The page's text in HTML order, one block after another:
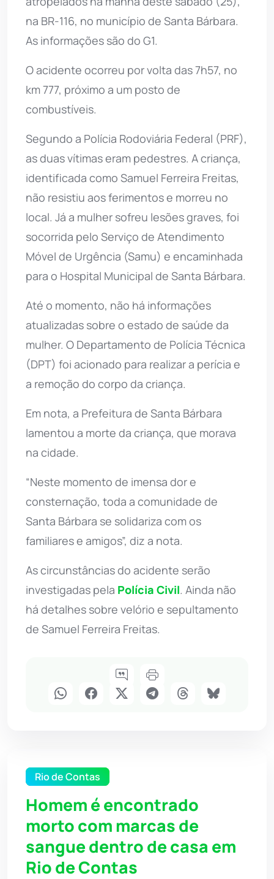
na BR-116, no município de Santa Bárbara.
As informações são do G1.
O acidente ocorreu por volta das 7h57, no
km 777, próximo a um posto de
combustíveis.
Segundo a Polícia Rodoviária Federal (PRF),
as duas vítimas eram pedestres. A criança,
identificada como Samuel Ferreira Freitas,
não resistiu aos ferimentos e morreu no
local. Já a mulher sofreu lesões graves, foi
socorrida pelo Serviço de Atendimento
Móvel de Urgência (Samu) e encaminhada
para o Hospital Municipal de Santa Bárbara.
Até o momento, não há informações
atualizadas sobre o estado de saúde da
mulher. O Departamento de Polícia Técnica
(DPT) foi acionado para realizar a perícia e
a remoção do corpo da criança.
Em nota, a Prefeitura de Santa Bárbara
lamentou a morte da criança, que morava
na cidade.
“Neste momento de imensa dor e
consternação, toda a comunidade de
Santa Bárbara se solidariza com os
familiares e amigos”, diz a nota.
As circunstâncias do acidente serão
investigadas pela Polícia Civil. Ainda não
há detalhes sobre velório e sepultamento
de Samuel Ferreira Freitas.
Rio de Contas
Homem é encontrado
morto com marcas de
sangue dentro de casa em
Rio de Contas